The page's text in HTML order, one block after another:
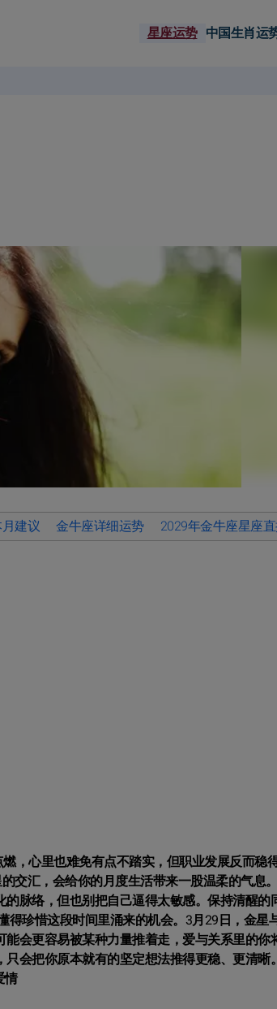
星座运势 中国生肖运
建议 金牛座详细运势 2029年金牛座星座
，心里也难免有点不踏实，但职业发展反而稳
交汇，会给你的月度生活带来一股温柔的气息
脉络，但也别把自己逼得太敏感。保持清醒的
珍惜这段时间里涌来的机会。3月29日，金星
会更容易被某种力量推着走，爱与关系里的你
会把你原本就有的坚定想法推得更稳、更清晰
情